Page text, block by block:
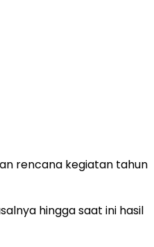
rencana kegiatan tahun
hingga saat ini hasil